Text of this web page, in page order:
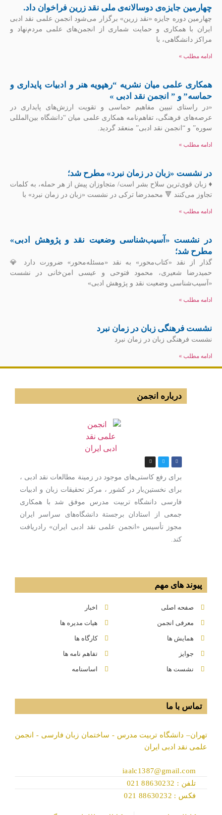
چهارمین جایزه‌ی دوسالانه‌ی ملی نقد زرین فراخوان داد.
چهارمین دوره جایزه «نقد زرین» برگزار می‌شود انجمن علمی نقد ادبی
ایران با همکاری و حمایت شماری از انجمن‏‌های علمی مردم‌‏نهاد و
مراکز دانشگاهی، با
ادامه مطلب »
همکاری علمی میان نشریه “رهپویه هنر و ادبیات پایداری و
حماسه” و ” انجمن نقد ادبی »
«در راستای تبیین مفاهیم حماسی و تقویت ارزش‌های پایداری در
عرصه‌های فرهنگی، تفاهم‌نامه همکاری علمی میان “دانشگاه بین‌المللی
سوره” و “انجمن نقد ادبی” منعقد گردید.
ادامه مطلب »
در نشست «زبان در زمان نبرد» مطرح شد؛
♦️ زبان قوی‌ترین سلاح بشر است/ متجاوزان پیش از هر حمله، به کلمات
تجاوز می‌کنند 🔻 محمدرضا ترکی در نشست «زبان در زمان نبرد» با
ادامه مطلب »
در نشست «آسیب‌شناسی وضعیت نقد و پژوهش ادبی»
مطرح شد؛
گذار از نقد «کتاب‌محور» به نقد «مسئله‌محور» ضرورت دارد 💎
حمیدرضا شعیری، محمود فتوحی و عیسی امن‌خانی در نشست
«آسیب‌شناسی وضعیت نقد و پژوهش ادبی»
ادامه مطلب »
نشست فرهنگی زبان در زمان نبرد
نشست فرهنگی زبان در زمان نبرد
ادامه مطلب »
درباره انجمن
برای رفع كاستی‌های موجود در زمینة مطالعات نقد ادبی ،
برای نخستین‌بار در كشور ، مركز تحقیقات زبان و ادبیات
فارسی دانشگاه تربیت مدرس موفق شد با همكاری
جمعی از استادان برجستة دانشگاه‌های سراسر ایران
مجوز تأسیس «انجمن علمی نقد ادبی ایران» رادریافت
كند.
پیوند های مهم
صفحه اصلی
معرفی انجمن
همایش ها
جوایز
نشست ها
اخبار
هیات مدیره ها
کارگاه ها
تفاهم نامه ها
اساسنامه
تماس با ما
تهران– دانشگاه تربیت مدرس - ساختمان زبان فارسی - انجمن
علمی نقد ادبی ایران
iaalc1387@gmail.com
تلفن : 88630232 021
فکس : 88630232 021